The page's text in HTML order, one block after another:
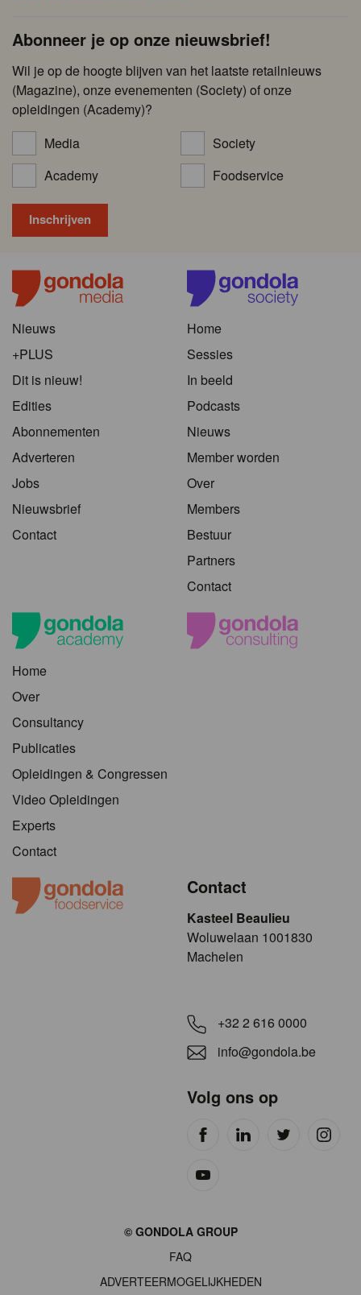
Abonneer je op onze nieuwsbrief!
Wil je op de hoogte blijven van het laatste retailnieuws
(Magazine), onze evenementen (Society) of onze
opleidingen (Academy)?
Media
Society
Academy
Foodservice
Nieuws
+PLUS
Dit is nieuw!
Edities
Abonnementen
Adverteren
Jobs
Nieuwsbrief
Contact
Home
Sessies
In beeld
Podcasts
Nieuws
Member worden
Over
Members
Bestuur
Partners
Contact
Home
Over
Consultancy
Publicaties
Opleidingen & Congressen
Video Opleidingen
Experts
Contact
Contact
Kasteel Beaulieu
​​​Woluwelaan 1001830
Machelen
+32 2 616 0000
info@gondola.be
Volg ons op
© GONDOLA GROUP
FAQ
ADVERTEERMOGELIJKHEDEN